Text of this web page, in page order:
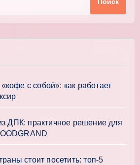
Поиск
с собой»: как работает
ДПК: практичное решение для
стоит посетить: топ-5